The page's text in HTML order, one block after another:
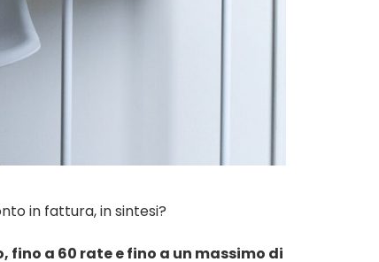
in fattura, in sintesi?
fino a 60 rate e fino a un massimo di